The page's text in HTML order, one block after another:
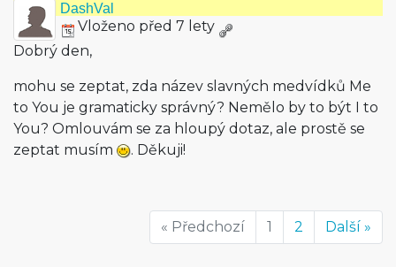
DashVal
Vloženo před 7 lety
Dobrý den,
mohu se zeptat, zda název slavných medvídků Me
to You je gramaticky správný? Nemělo by to být I to
You? Omlouvám se za hloupý dotaz, ale prostě se
zeptat musím
. Děkuji!
« Předchozí 1 2 Další »